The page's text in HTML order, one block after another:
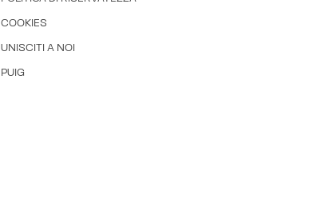
COOKIES
UNISCITI A NOI
PUIG